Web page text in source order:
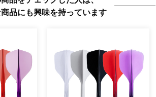
品にも興味を持っています